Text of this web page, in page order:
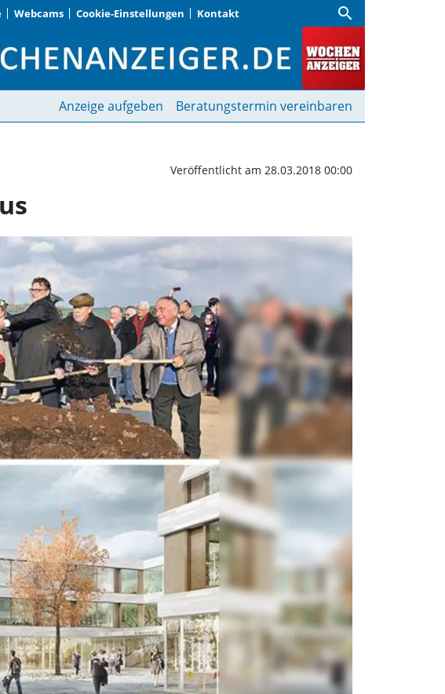
Webcams Cookie-Einstellungen Kontakt search
für Schulcampus
Anzeige aufgeben Beratungstermin vereinbaren
Veröffentlicht am 28.03.2018 00:00